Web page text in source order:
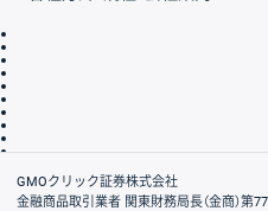
会社案内
GMOクリック証券株式会社
金融商品取引業者 関東財務局長（金商）